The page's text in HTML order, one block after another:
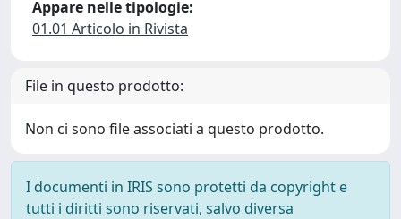
Appare nelle tipologie:
01.01 Articolo in Rivista
File in questo prodotto:
Non ci sono file associati a questo prodotto.
I documenti in IRIS sono protetti da copyright e
tutti i diritti sono riservati, salvo diversa